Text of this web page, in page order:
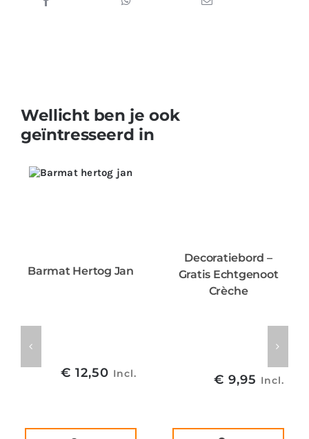
Wellicht ben je ook
geïntresseerd in
Barmat Hertog Jan
€ 12,50 Incl.
Decoratiebord –
Gratis Echtgenoot
Crèche
€ 9,95 Incl.